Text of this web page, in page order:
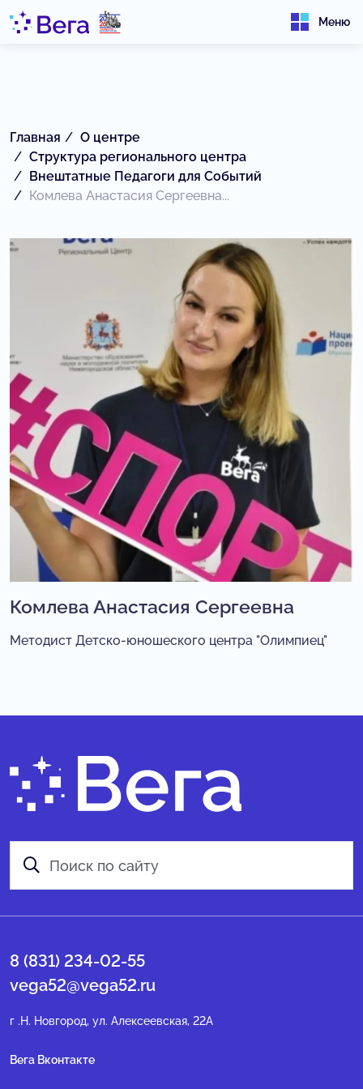
Меню
Главная
О центре
Структура регионального центра
Внештатные Педагоги для Событий
Комлева Анастасия Сергеевна...
Комлева Анастасия Сергеевна
Методист Детско-юношеского центра "Олимпиец"
8 (831) 234-02-55
vega52@vega52.ru
г .Н. Новгород, ул. Алексеевская, 22А
Вега Вконтакте